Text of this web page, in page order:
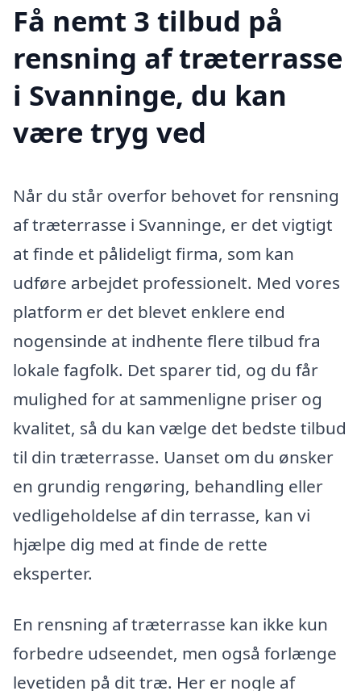
Få nemt 3 tilbud på
rensning af træterrasse
i Svanninge, du kan
være tryg ved
Når du står overfor behovet for rensning
af træterrasse i Svanninge, er det vigtigt
at finde et pålideligt firma, som kan
udføre arbejdet professionelt. Med vores
platform er det blevet enklere end
nogensinde at indhente flere tilbud fra
lokale fagfolk. Det sparer tid, og du får
mulighed for at sammenligne priser og
kvalitet, så du kan vælge det bedste tilbud
til din træterrasse. Uanset om du ønsker
en grundig rengøring, behandling eller
vedligeholdelse af din terrasse, kan vi
hjælpe dig med at finde de rette
eksperter.
En rensning af træterrasse kan ikke kun
forbedre udseendet, men også forlænge
levetiden på dit træ. Her er nogle af